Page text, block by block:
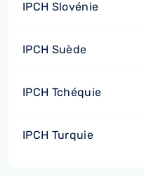
IPCH Slovénie
IPCH Suède
IPCH Tchéquie
IPCH Turquie